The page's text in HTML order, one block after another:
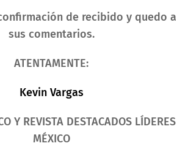
de recibido y quedo a
sus comentarios.
ATENTAMENTE:
Kevin Vargas
Y REVISTA DESTACADOS LÍDERES
MÉXICO